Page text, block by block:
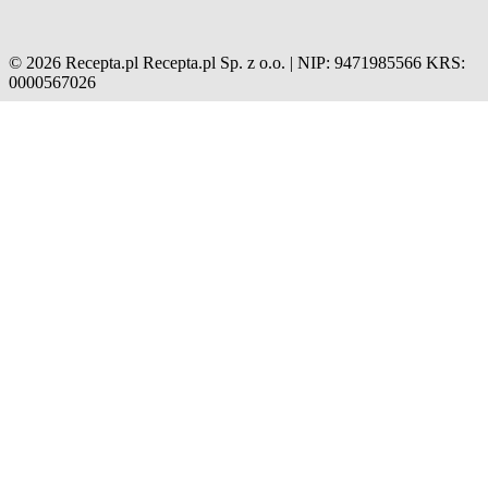
© 2026 Recepta.pl Recepta.pl Sp. z o.o. | NIP: 9471985566 KRS:
0000567026